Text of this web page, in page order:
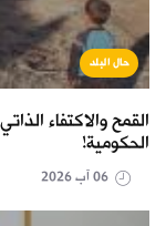
حال البلد
الحكومية!